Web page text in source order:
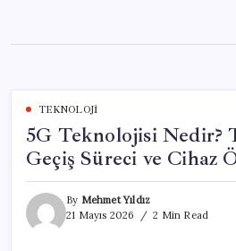
content
TEKNOLOJI
5G Teknolojisi Nedir?
Geçiş Süreci ve Cihaz
By Mehmet Yıldız
21 Mayıs 2026
2 Min Read